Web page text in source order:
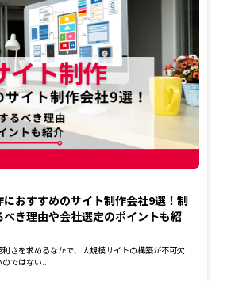
おすすめのサイト制作会社9選！制
き理由や会社選定のポイントも紹
さを求めるなかで、大規模サイトの構築が不可欠
のではない...